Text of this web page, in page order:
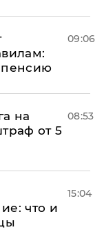
пенсию
09:06
на
от 5
08:53
что и
15:04